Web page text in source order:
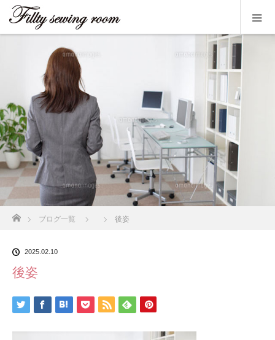
ブログ一覧 後姿
2025.02.10
後姿